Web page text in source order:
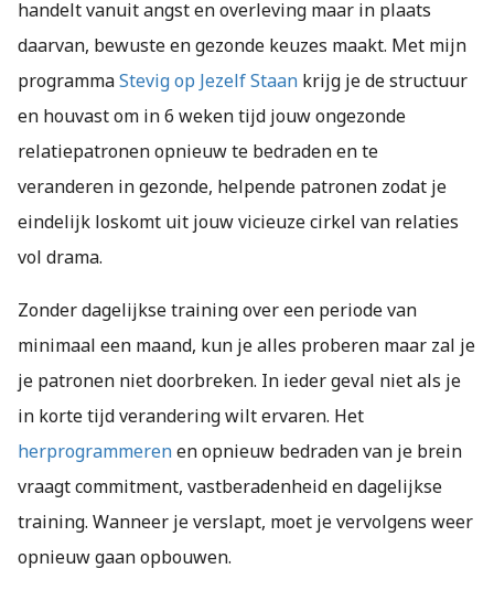
handelt vanuit angst en overleving maar in plaats
daarvan, bewuste en gezonde keuzes maakt. Met mijn
programmaStevig op Jezelf Staan krijg je de structuur
en houvast om in 6 weken tijd jouw ongezonde
relatiepatronen opnieuw te bedraden en te
veranderen in gezonde, helpende patronen zodat je
eindelijk loskomt uit jouw vicieuze cirkel van relaties
vol drama.
Zonder dagelijkse training over een periode van
minimaal een maand, kun je alles proberen maar zal je
je patronen niet doorbreken. In ieder geval niet als je
in korte tijd verandering wilt ervaren. Het
herprogrammerenen opnieuw bedraden van je brein
vraagt commitment, vastberadenheid en dagelijkse
training. Wanneer je verslapt, moet je vervolgens weer
opnieuw gaan opbouwen.